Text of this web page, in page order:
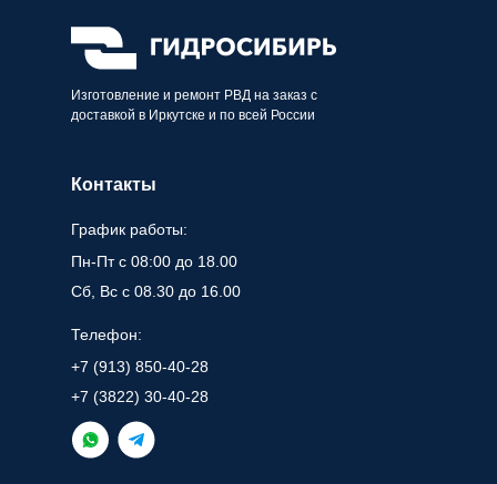
Изготовление и ремонт РВД на заказ с
доставкой в Иркутске и по всей России
График работы:
Телефон:
+7 (913) 850-40-28
+7 (3822) 30-40-28
Пн-Пт с 08:00 до 18.00
Сб, Вс с 08.30 до 16.00
Контакты